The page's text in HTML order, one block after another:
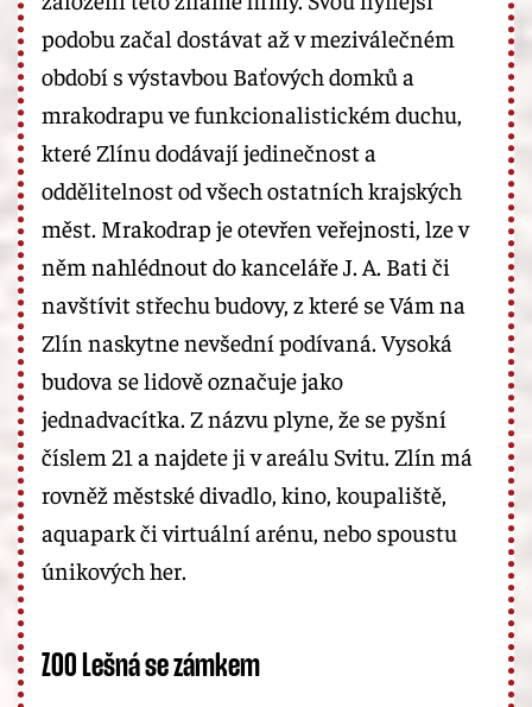
podobu začal dostávat až v meziválečném
období s výstavbou Baťových domků a
mrakodrapu ve funkcionalistickém duchu,
které Zlínu dodávají jedinečnost a
oddělitelnost od všech ostatních krajských
měst. Mrakodrap je otevřen veřejnosti, lze v
něm nahlédnout do kanceláře J. A. Bati či
navštívit střechu budovy, z které se Vám na
Zlín naskytne nevšední podívaná. Vysoká
budova se lidově označuje jako
jednadvacítka. Z názvu plyne, že se pyšní
číslem 21 a najdete ji v areálu Svitu. Zlín má
rovněž městské divadlo, kino, koupaliště,
aquapark či virtuální arénu, nebo spoustu
únikových her.
ZOO Lešná se zámkem